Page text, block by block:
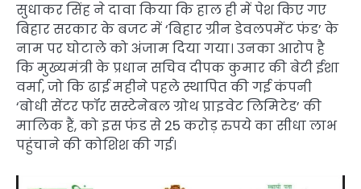
सुधाकर सिंह ने दावा किया कि हाल ही में पेश किए गए
बिहार सरकार के बजट में ‘बिहार ग्रीन डेवलपमेंट फंड’ के
नाम पर घोटाले को अंजाम दिया गया। उनका आरोप है
कि मुख्यमंत्री के प्रधान सचिव दीपक कुमार की बेटी ईशा
वर्मा, जो कि ढाई महीने पहले स्थापित की गई कंपनी
‘बोधी सेंटर फॉर सस्टेनेबल ग्रोथ प्राइवेट लिमिटेड’ की
मालिक हैं, को इस फंड से 25 करोड़ रुपये का सीधा लाभ
पहुंचाने की कोशिश की गई।